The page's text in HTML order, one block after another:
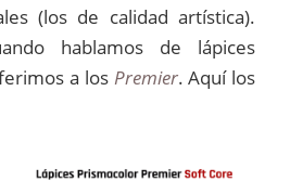
(los de calidad artística).
hablamos de lápices
a los Premier. Aquí los